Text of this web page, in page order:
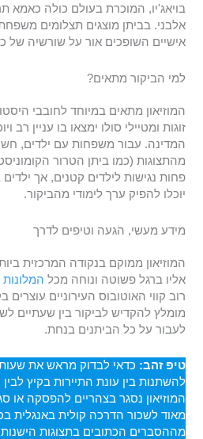
בויאג'יו, המוכרת בעולם כולה כאמא
אלבני. בביתן מוצגים תצלומים
אישיים השופכים אור על שורשיה של
למי הביקור מתאים?
המוזיאון מתאים במיוחד לחובבי
זוגות ומטיילי סולו ימצאו בו עניין רב
המדינה. עבור משפחות עם ילדים,
מהתצוגות (כמו ביתן הטרור
פחות נגישות לילדים קטנים, אך ילדים
יוכלו להפיק ערך לימודי מהביקור.
מידע מעשי, הגעה וטיפים לדרך
המוזיאון ממוקם בנקודה המרכזית
אליו ברגל פשוטה ונוחה מכל המלונות
רוב קווי האוטובוס העירוניים
מומלץ להקדיש לביקור בין שעתיים
לעבור על כל הביתנים בנחת.
טיפ זהב: כדאי לבדוק מראש את שעות
להשתנות בין עונת התיירות בקיץ
המוזיאון נסגר בצהריים להפסקה או
מאוד לשכור הדרכה קולית באנגלית
מההסברים הכתובים בתצוגות